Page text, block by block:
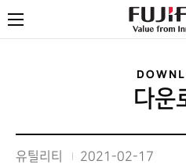
메
뉴
다운
유틸리티 2021-02-17